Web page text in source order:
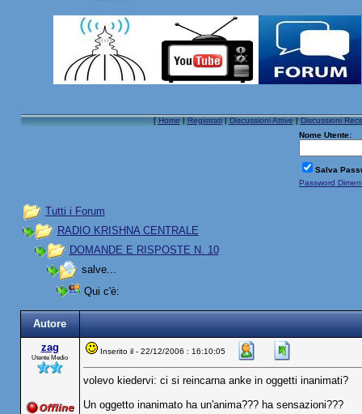
[Home|Registrati|Discussioni Attive|Discussioni
Nome Utente:
Salva
Password
Tutti i Forum
RADIO KRISHNA CENTRALE
DOMANDE E RISPOSTE N. 10
salve...
Qui c'è:
Autore
zag
Utente Medio
Inserito il - 22/12/2006 : 16:10:05
volevo kiedervi: ci si reincarna anke in oggetti inanimati?
Un oggetto inanimato ha un'anima??? ha sensazioni???